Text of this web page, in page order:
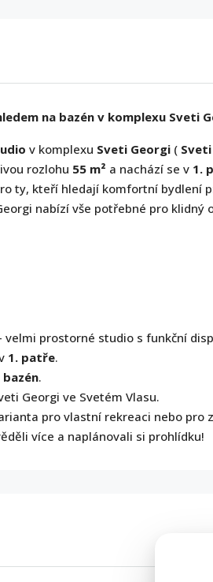
na bazén v komplexu Sveti
v komplexu Sveti Georgi (
rozlohu 55 m² a nachází se v 1.
ty, kteří hledají komfortní bydlení
nabízí vše potřebné pro klidný
prostorné studio s funkční
1. patře.
bazén.
Georgi ve Svetém Vlasu.
pro vlastní rekreaci nebo pro
více a naplánovali si prohlídku!